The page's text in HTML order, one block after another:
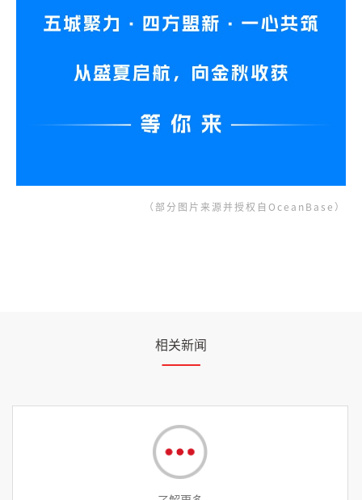
（部分图片来源并授权自OceanBase）
相关新闻